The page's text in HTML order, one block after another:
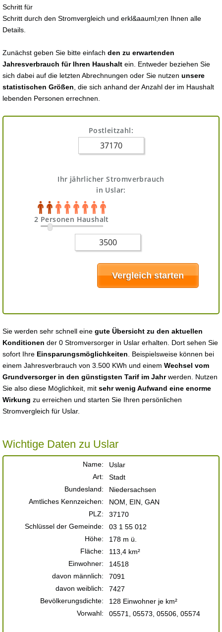
Schritt für
Schritt durch den Stromvergleich und erkl&aauml;ren Ihnen alle
Details.
Zunächst geben Sie bitte einfach den zu erwartenden
Jahresverbrauch für Ihren Haushalt ein. Entweder beziehen Sie
sich dabei auf die letzten Abrechnungen oder Sie nutzen unsere
statistischen Größen , die sich anhand der Anzahl der im Haushalt
lebenden Personen errechnen.
Postleitzahl:
Ihr jährlicher Stromverbrauch
in Uslar:
2 Personen Haushalt
Sie werden sehr schnell eine gute Übersicht zu den aktuellen
Konditionen der 0 Stromversorger in Uslar erhalten. Dort sehen Sie
sofort Ihre Einsparungsmöglichkeiten . Beispielsweise können bei
einem Jahresverbrauch von 3.500 KWh und einem Wechsel vom
Grundversorger in den günstigsten Tarif im Jahrwerden. Nutzen
Sie also diese Möglichkeit, mit sehr wenig Aufwand eine enorme
Wirkung zu erreichen und starten Sie Ihren persönlichen
Stromvergleich für Uslar.
Wichtige Daten zu Uslar
Name:
Uslar
Art:
Stadt
Bundesland:
Niedersachsen
Amtliches Kennzeichen:
NOM, EIN, GAN
PLZ:
37170
Schlüssel der Gemeinde:
03 1 55 012
Höhe:
178 m ü.
Fläche:
113,4 km²
Einwohner:
14518
davon männlich:
7091
davon weiblich:
7427
Bevölkerungsdichte:
128 Einwohner je km²
Vorwahl:
05571, 05573, 05506, 05574